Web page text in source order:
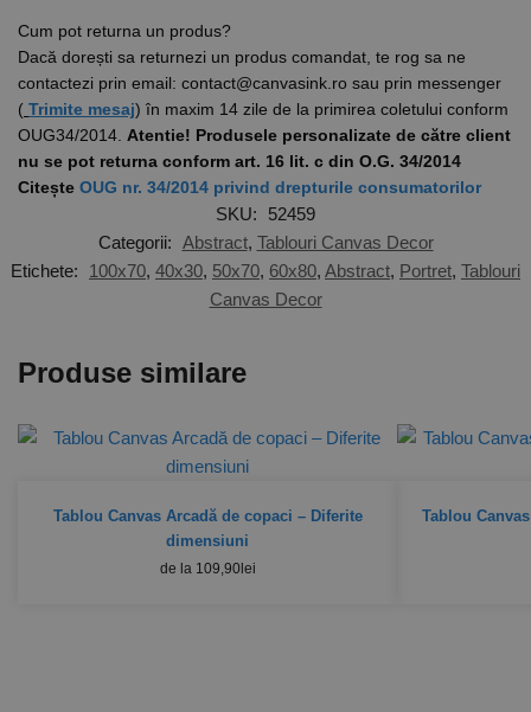
Cum pot returna un produs?
Dacă dorești sa returnezi un produs comandat, te rog sa ne
contactezi prin email: contact@canvasink.ro sau prin messenger
( Trimite mesaj) în maxim 14 zile de la primirea coletului conform
OUG34/2014. Atentie! Produsele personalizate de către client
nu se pot returna conform art. 16 lit. c din O.G. 34/2014
Citește OUG nr. 34/2014 privind drepturile consumatorilor
SKU:
52459
Categorii: Abstract, Tablouri Canvas Decor
Etichete:
100x70, 40x30, 50x70, 60x80, Abstract, Portret, Tablouri
Canvas Decor
Produse similare
Tablou Canvas Arcadă de copaci – Diferite
dimensiuni
de la 109,90lei
Tablou